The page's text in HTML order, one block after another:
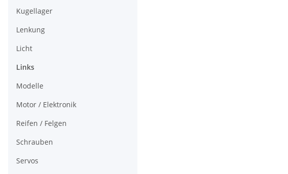
Kugellager
Lenkung
Licht
Links
Modelle
Motor / Elektronik
Reifen / Felgen
Schrauben
Servos